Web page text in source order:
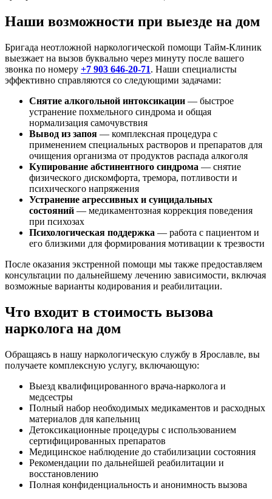
Наши возможности при выезде на дом
Бригада неотложной наркологической помощи Тайм-Клиник
выезжает на вызов буквально через минуту после вашего
звонка по номеру +7 903 646-20-71. Наши специалисты
эффективно справляются со следующими задачами:
Снятие алкогольной интоксикации — быстрое
устранение похмельного синдрома и общая
нормализация самочувствия
Вывод из запоя — комплексная процедура с
применением специальных растворов и препаратов для
очищения организма от продуктов распада алкоголя
Купирование абстинентного синдрома — снятие
физического дискомфорта, тремора, потливости и
психического напряжения
Устранение агрессивных и суицидальных
состояний — медикаментозная коррекция поведения
при психозах
Психологическая поддержка — работа с пациентом и
его близкими для формирования мотивации к трезвости
После оказания экстренной помощи мы также предоставляем
консультации по дальнейшему лечению зависимости, включая
возможные варианты кодирования и реабилитации.
Что входит в стоимость вызова
нарколога на дом
Обращаясь в нашу наркологическую службу в Ярославле, вы
получаете комплексную услугу, включающую:
Выезд квалифицированного врача-нарколога и
медсестры
Полный набор необходимых медикаментов и расходных
материалов для капельниц
Детоксикационные процедуры с использованием
сертифицированных препаратов
Медицинское наблюдение до стабилизации состояния
Рекомендации по дальнейшей реабилитации и
восстановлению
Полная конфиденциальность и анонимность вызова